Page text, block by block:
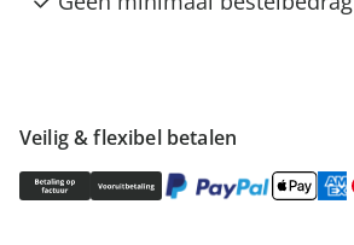
Veilig & flexibel betalen